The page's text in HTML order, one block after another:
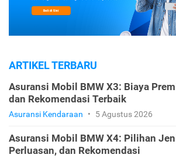
ARTIKEL TERBARU
Asuransi Mobil BMW X3: Biaya
dan Rekomendasi Terbaik
Asuransi Kendaraan • 5 Agustus 2026
Asuransi Mobil BMW X4: Pilihan
Perluasan, dan Rekomendasi